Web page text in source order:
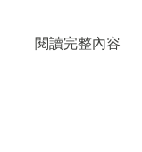
閱讀完整內容